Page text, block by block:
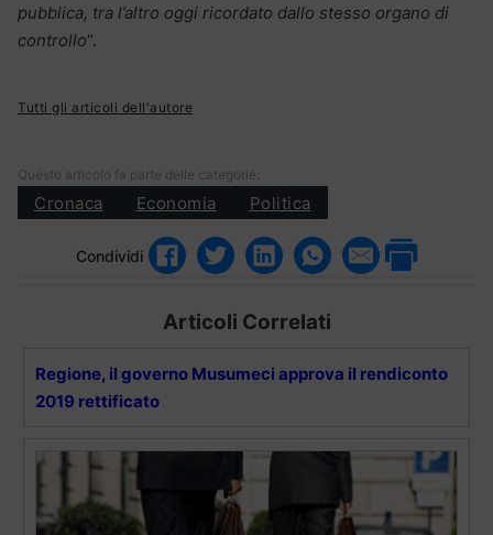
pubblica, tra l’altro oggi ricordato dallo stesso organo di
controllo“.
Tutti gli articoli dell'autore
Questo articolo fa parte delle categorie:
Cronaca Economia Politica
Condividi
Articoli Correlati
Regione, il governo Musumeci approva il rendiconto
2019 rettificato